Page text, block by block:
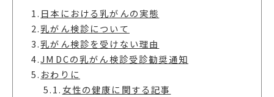
1. 日本における乳がんの実態
2.乳がん検診について
3.乳がん検診を受けない理由
4.JMDCの乳がん検診受診勧奨通知
5. おわりに
5.1. 女性の健康に関する記事